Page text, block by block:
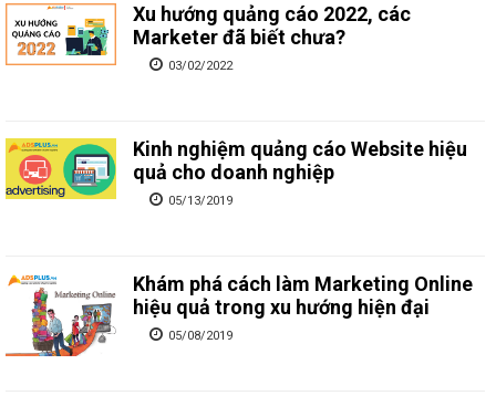
Xu hướng quảng cáo 2022, các
Marketer đã biết chưa?
03/02/2022
Kinh nghiệm quảng cáo Website hiệu
quả cho doanh nghiệp
05/13/2019
Khám phá cách làm Marketing Online
hiệu quả trong xu hướng hiện đại
05/08/2019